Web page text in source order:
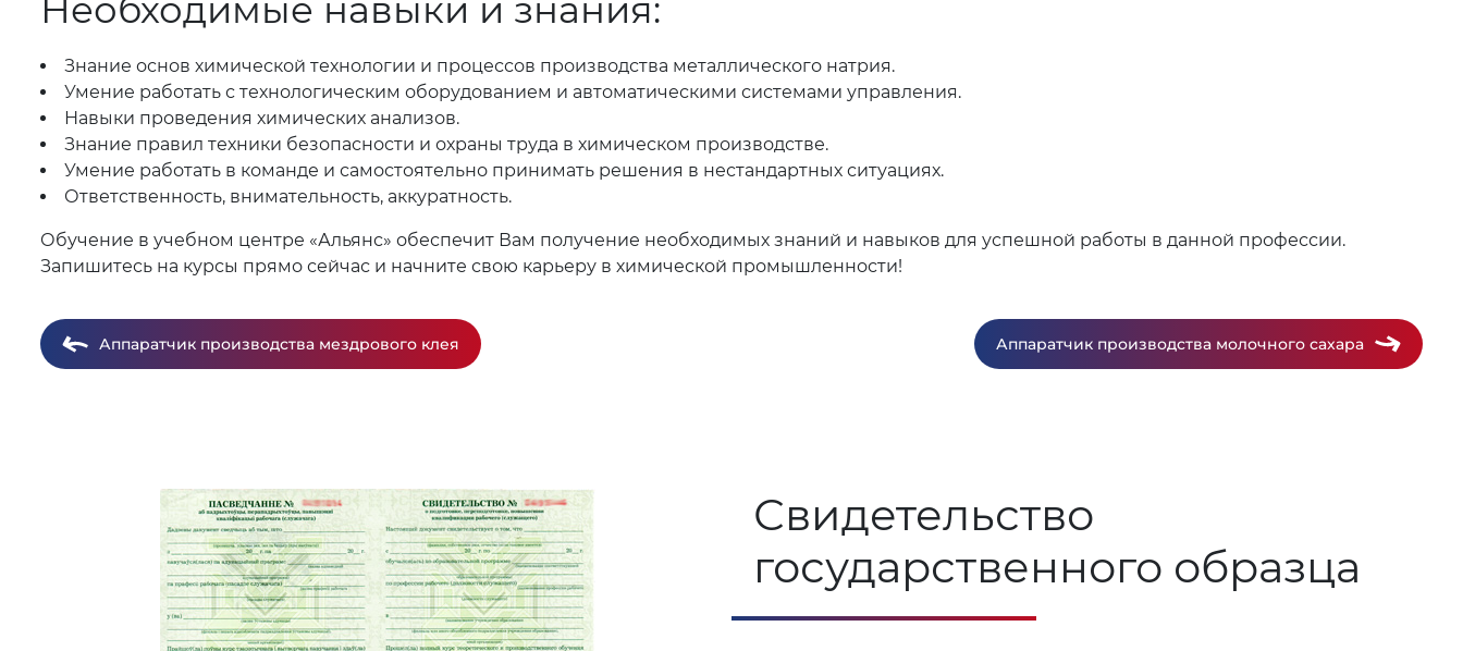
Необходимые навыки и знания:
Знание основ химической технологии и процессов производства металлического натрия.
Умение работать с технологическим оборудованием и автоматическими системами управления.
Навыки проведения химических анализов.
Знание правил техники безопасности и охраны труда в химическом производстве.
Умение работать в команде и самостоятельно принимать решения в нестандартных ситуациях.
Ответственность, внимательность, аккуратность.
Обучение в учебном центре «Альянс» обеспечит Вам получение необходимых знаний и навыков для успешной работы в данной профессии.
Запишитесь на курсы прямо сейчас и начните свою карьеру в химической промышленности!
Аппаратчик производства мездрового клея Аппаратчик производства молочного сахара
Свидетельство
государственного образца